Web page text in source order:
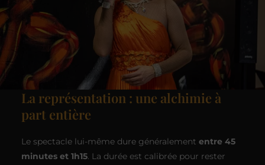
La représentation : une alchimie à
part entière
Le spectacle lui-même dure généralement entre 45
minutes et 1h15. La durée est calibrée pour rester